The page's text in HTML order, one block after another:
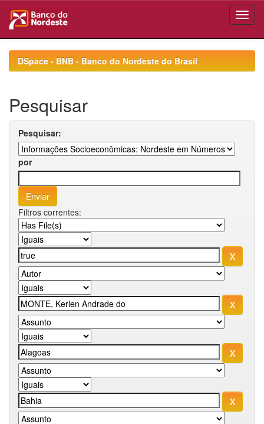
navigationDSpace - BNB - Banco do Nordeste do Brasil
Pesquisar
Pesquisar:
por
Filtros correntes: